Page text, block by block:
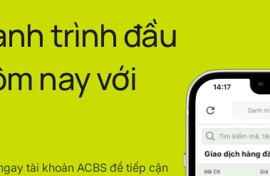
trình đầu
nay với
tài khoản ACBS để tiếp cận